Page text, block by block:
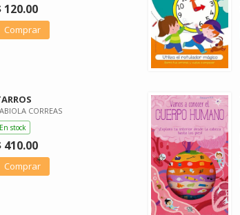
120.00
Comprar
CORREAS
En stock
410.00
Comprar